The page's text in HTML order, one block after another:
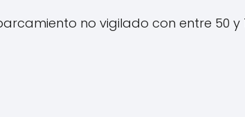
no vigilado con entre 50 y